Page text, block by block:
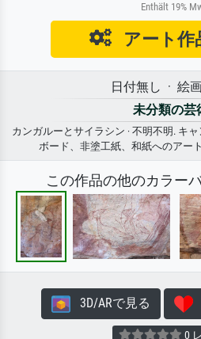
Enthält 19%
アート作
日付無し · 絵
未分類の芸
カンガルーとサイラシン · 不明不明. キ
ボード、非塗工紙、和紙へのアー
この作品の他のカラー
3D/ARで見る
0